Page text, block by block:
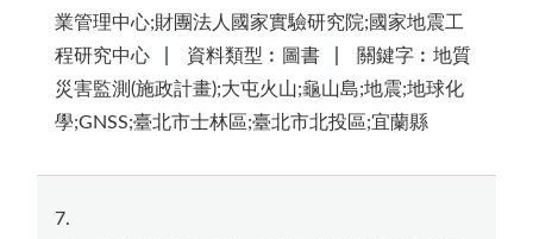
業管理中心;財團法人國家實驗研究院;國家地震工
程研究中心
資料類型︰圖書
關鍵字︰地質
災害監測(施政計畫);大屯火山;龜山島;地震;地球化
學;GNSS;臺北市士林區;臺北市北投區;宜蘭縣
7